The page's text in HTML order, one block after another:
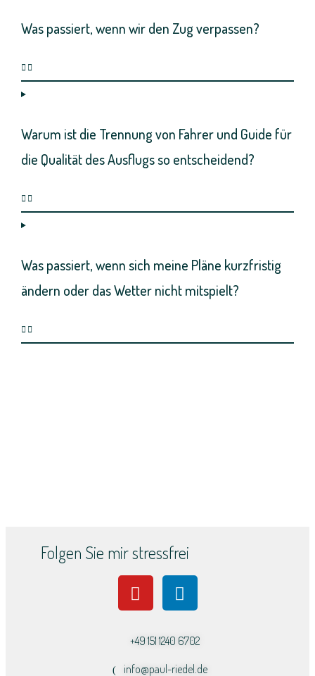
Was passiert, wenn wir den Zug verpassen?
Warum ist die Trennung von Fahrer und Guide für
die Qualität des Ausflugs so entscheidend?
Was passiert, wenn sich meine Pläne kurzfristig
ändern oder das Wetter nicht mitspielt?
Folgen Sie mir stressfrei
+49 151 1240 6702
info@paul-riedel.de​